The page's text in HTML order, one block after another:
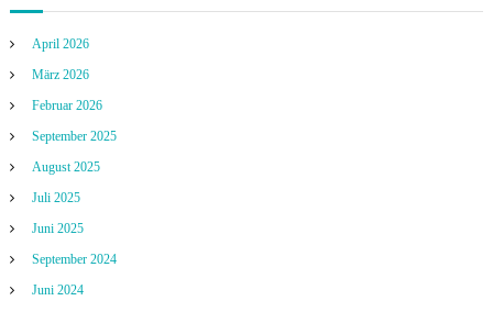
April 2026
März 2026
Februar 2026
September 2025
August 2025
Juli 2025
Juni 2025
September 2024
Juni 2024